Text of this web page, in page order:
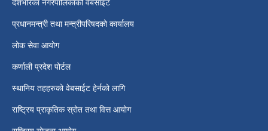
देशभरिका नगरपालिकाको वेबसाइट
प्रधानमन्त्री तथा मन्त्रीपरिषदको कार्यालय
लोक सेवा आयोग
कर्णाली प्रदेश पोर्टल
स्थानिय तहहरुको वेबसाईट हेर्नको लागि
राष्ट्रिय प्राकृतिक स्रोत तथा वित्त आयोग